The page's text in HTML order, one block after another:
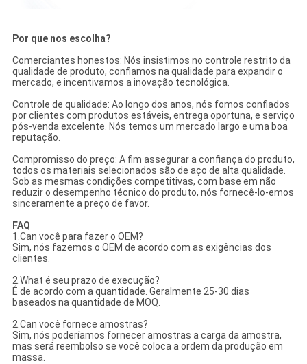
Por que nos escolha?
Comerciantes honestos: Nós insistimos no controle restrito da
qualidade de produto, confiamos na qualidade para expandir o
mercado, e incentivamos a inovação tecnológica.
Controle de qualidade: Ao longo dos anos, nós fomos confiados
por clientes com produtos estáveis, entrega oportuna, e serviço
pós-venda excelente. Nós temos um mercado largo e uma boa
reputação.
Compromisso do preço: A fim assegurar a confiança do produto,
todos os materiais selecionados são de aço de alta qualidade.
Sob as mesmas condições competitivas, com base em não
reduzir o desempenho técnico do produto, nós fornecê-lo-emos
sinceramente a preço de favor.
FAQ
1.Can você para fazer o OEM?
Sim, nós fazemos o OEM de acordo com as exigências dos
clientes.
2.What é seu prazo de execução?
É de acordo com a quantidade. Geralmente 25-30 dias
baseados na quantidade de MOQ.
2.Can você fornece amostras?
Sim, nós poderíamos fornecer amostras a carga da amostra,
mas será reembolso se você coloca a ordem da produção em
massa.